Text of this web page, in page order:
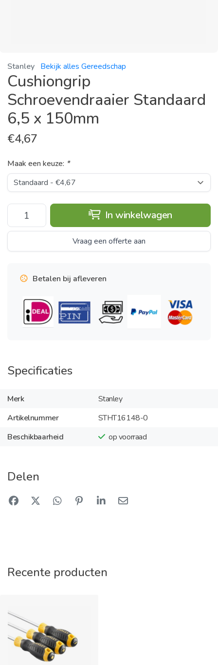
Stanley Bekijk alles Gereedschap
Cushiongrip
Schroevendraaier Standaard
6,5 x 150mm
€4,67
Maak een keuze: *
In winkelwagen
Vraag een offerte aan
Betalen bij afleveren
Specificaties
Merk
Stanley
Artikelnummer
STHT16148-0
Beschikbaarheid
op voorraad
Delen
Recente producten